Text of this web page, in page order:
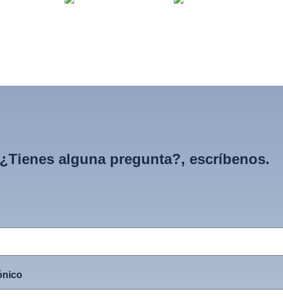
¿Tienes alguna pregunta?, escríbenos.